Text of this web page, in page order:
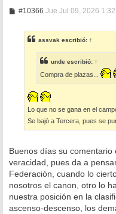
#10366M
a
j
e
Jue Jul 09, 2026
assvak escribió: ↑
unde escribió: ↑
Compra de plazas...
Lo que no se gana en el
Se bajó a Tercera, pues se
Buenos días su
veracidad, pues da a
Federación, cuando lo
nosotros el canon, otro lo
nuestra posición en la
ascenso-descenso, los